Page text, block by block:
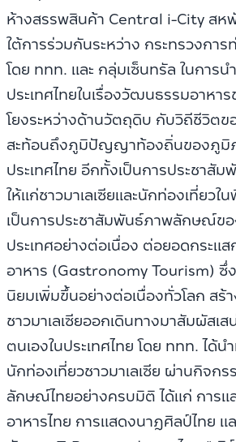
ห้างสรรพสินค้า Central i-City สห
ใต้การร่วมกันระหว่าง กระทรวงการ
โดย ททท. และ กลุ่มเซ็นทรัล ในการน
ประเทศไทยในเรื่องวัฒนธรรมอาหา
โยงระหว่างด้านวัตถุดิบ กับวิถีชีวิตข
สะท้อนถึงภูมิปัญญาท้องถิ่นของภูมิ
ประเทศไทย อีกทั้งเป็นการประชาสั
ให้แก่ชาวมาเลเซียและนักท่องเที่ยว
เป็นการประชาสัมพันธ์ภาพลักษณ์ขอ
ประเทศอย่างต่อเนื่อง ต่อยอดกระแส
อาหาร (Gastronomy Tourism) ซึ่
นิยมเพิ่มขึ้นอย่างต่อเนื่องทั่วโลก สร้
ชาวมาเลเซียออกเดินทางมาสัมผัสเ
ตนเองในประเทศไทย โดย ททท. ได้
นักท่องเที่ยวชาวมาเลเซีย ผ่านกิจก
ลักษณ์ไทยอย่างครบมิติ ได้แก่ การแ
อาหารไทย การแสดงนาฎศิลป์ไทย แ